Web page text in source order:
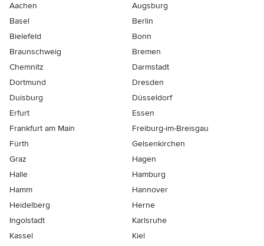
Aachen
Augsburg
Basel
Berlin
Bielefeld
Bonn
Braunschweig
Bremen
Chemnitz
Darmstadt
Dortmund
Dresden
Duisburg
Düsseldorf
Erfurt
Essen
Frankfurt am Main
Freiburg-im-Breisgau
Fürth
Gelsenkirchen
Graz
Hagen
Halle
Hamburg
Hamm
Hannover
Heidelberg
Herne
Ingolstadt
Karlsruhe
Kassel
Kiel